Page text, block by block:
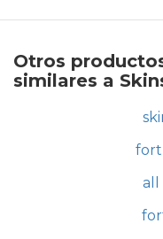
Otros
similares a
all